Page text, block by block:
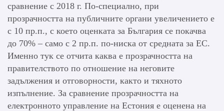
сравнение с 2018 г. По-специално, при
прозрачността на публичните органи увеличението е
с 10 пр.п., с което оценката за България се покачва
до 70% – само с 2 пр.п. по-ниска от средната за ЕС.
Именно тук се отчита каква е прозрачността на
правителството по отношение на неговите
задължения и отговорности, както и тяхното
изпълнение. За сравнение прозрачността на
електронното управление на Естония е оценена на